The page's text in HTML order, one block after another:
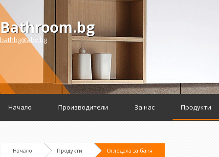
Bathroom.bg
bathbg@abv.bg
Начало Производители За нас Продукти
Начало Продукти Огледала за баня